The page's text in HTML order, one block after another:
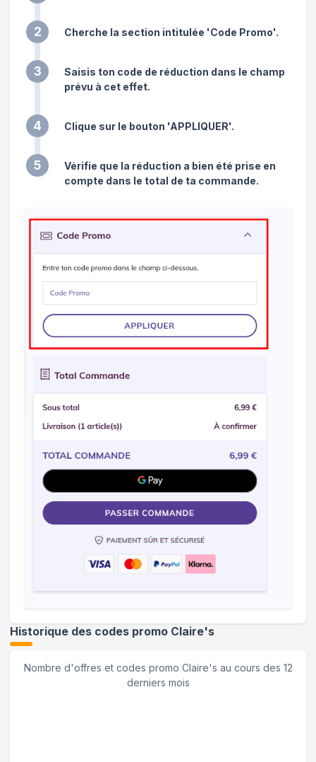
2 Cherche la section intitulée 'Code Promo'.
3
Saisis ton code de réduction dans le champ
prévu à cet effet.
4 Clique sur le bouton 'APPLIQUER'.
5
Vérifie que la réduction a bien été prise en
compte dans le total de ta commande.
Historique des codes promo Claire's
Nombre d'offres et codes promo Claire's au cours des 12
derniers mois